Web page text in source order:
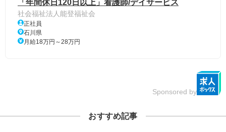
「年間休日120日以上」看護師/デイサービス
社会福祉法人能登福祉会
正社員
石川県
月給18万円～28万円
Sponsored by
おすすめ記事